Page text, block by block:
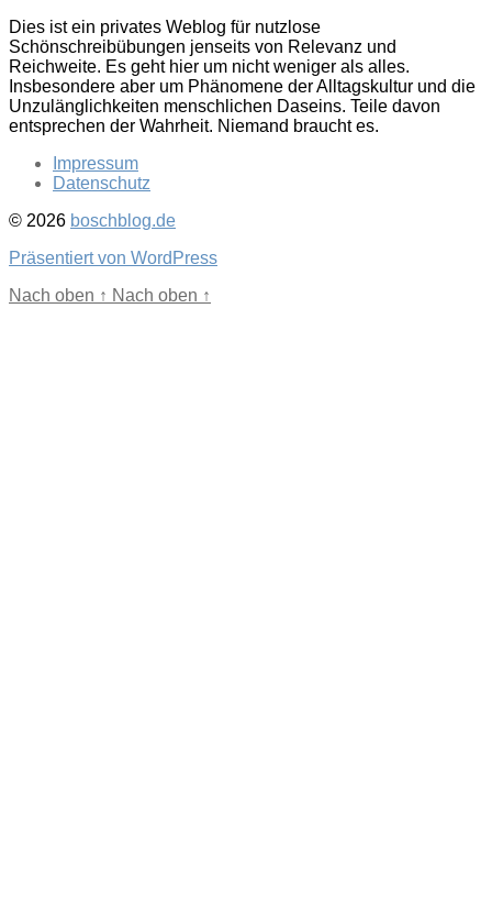
Dies ist ein privates Weblog für nutzlose
Schönschreibübungen jenseits von Relevanz und
Reichweite. Es geht hier um nicht weniger als alles.
Insbesondere aber um Phänomene der Alltagskultur und die
Unzulänglichkeiten menschlichen Daseins. Teile davon
entsprechen der Wahrheit. Niemand braucht es.
Impressum
Datenschutz
© 2026 boschblog.de
Präsentiert von WordPress
Nach oben ↑ Nach oben ↑